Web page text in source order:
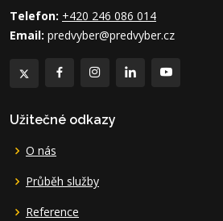
Telefon: +420 246 086 014
Email: predvyber@predvyber.cz
Užitečné odkazy
O nás
Průběh služby
Reference